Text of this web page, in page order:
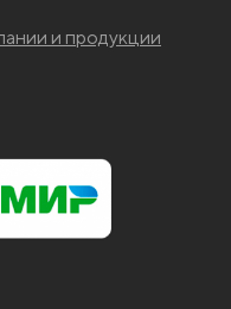
и продукции